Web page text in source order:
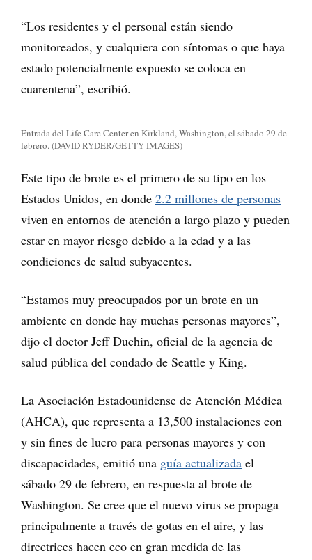
“Los residentes y el personal están siendo
monitoreados, y cualquiera con síntomas o que haya
estado potencialmente expuesto se coloca en
cuarentena”, escribió.
Entrada del Life Care Center en Kirkland, Washington, el sábado 29 de
febrero. (DAVID RYDER/GETTY IMAGES)
Este tipo de brote es el primero de su tipo en los
Estados Unidos, en donde 2.2 millones de personas
viven en entornos de atención a largo plazo y pueden
estar en mayor riesgo debido a la edad y a las
condiciones de salud subyacentes.
“Estamos muy preocupados por un brote en un
ambiente en donde hay muchas personas mayores”,
dijo el doctor Jeff Duchin, oficial de la agencia de
salud pública del condado de Seattle y King.
La Asociación Estadounidense de Atención Médica
(AHCA), que representa a 13,500 instalaciones con
y sin fines de lucro para personas mayores y con
discapacidades, emitió una guía actualizada el
sábado 29 de febrero, en respuesta al brote de
Washington. Se cree que el nuevo virus se propaga
principalmente a través de gotas en el aire, y las
directrices hacen eco en gran medida de las